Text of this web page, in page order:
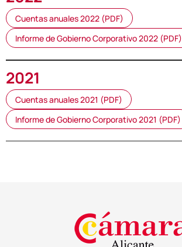
Cuentas anuales 2022 (PDF)
Informe de Gobierno Corporativo 2022 (PDF)
2021
Cuentas anuales 2021 (PDF)
Informe de Gobierno Corporativo 2021 (PDF)